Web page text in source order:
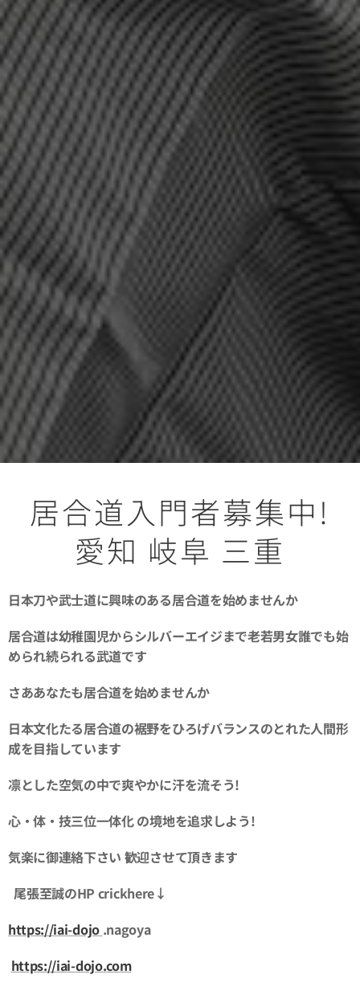
居合道入門者募集中!
愛知 岐阜 三重
日本刀や武士道に興味のある居合道を始めませんか
居合道は幼稚園児からシルバーエイジまで老若男女誰でも始
められ続られる武道です
さああなたも居合道を始めませんか
日本文化たる居合道の裾野をひろげバランスのとれた人間形
成を目指しています
凛とした空気の中で爽やかに汗を流そう!
心・体・技三位一体化 の境地を追求しよう!
気楽に御連絡下さい 歓迎させて頂きます
尾張至誠のHP crickhere↓
https://iai-dojo .nagoya
https://iai-dojo.com